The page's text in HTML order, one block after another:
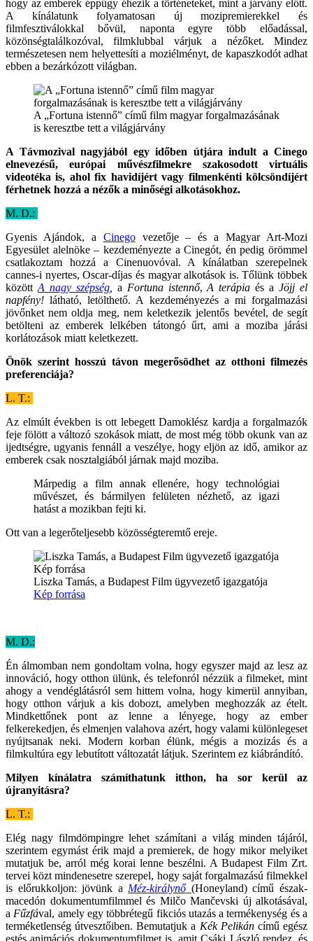
hogy az emberek éppúgy éhezik a történeteket, mint a járvány előtt.
A kínálatunk folyamatosan új mozipremierekkel és
filmfesztiválokkal bővül, naponta egyre több előadással,
közönségtalálkozóval, filmklubbal várjuk a nézőket. Mindez
természetesen nem helyettesíti a moziélményt, de kapaszkodót adhat
ebben a bezárkózott világban.
A „Fortuna istennő” című film magyar forgalmazásának
is keresztbe tett a világjárvány
A Távmozival nagyjából egy időben útjára indult a Cinego
elnevezésű, európai művészfilmekre szakosodott virtuális
videotéka is, aholfix havidíjért vagy filmenkénti kölcsöndíjért
férhetnek hozzá a nézők a minőségi alkotásokhoz.
M. D.:
Gyenis Ajándok, a Cinegovezetője – és a Magyar Art-Mozi
Egyesület alelnöke – kezdeményezte a Cinegót, én pedig örömmel
csatlakoztam hozzá a Cinenuovóval. A kínálatban szerepelnek
cannes-i nyertes, Oscar-díjas és magyar alkotások is. Tőlünk többek
között A nagy szépség, a Fortuna istennő,A terápia és aJöjj el
napfény! látható, letölthető. A kezdeményezés a mi forgalmazási
jövőnket nem oldja meg, nem keletkezik jelentős bevétel, de segít
betölteni az emberek lelkében tátongó űrt, ami a moziba járási
korlátozások miatt keletkezett.
Önök szerint hosszú távon megerősödhet az otthoni filmezés
preferenciája?
L. T.:
Az elmúlt években is ott lebegett Damoklész kardja a forgalmazók
feje fölött a változó szokások miatt, de most még több okunk van az
ijedtségre, ugyanis fennáll a veszélye, hogy eljön az idő, amikor az
emberek csak nosztalgiából járnak majd moziba.
Márpedig a film annak ellenére, hogy technológiai
művészet, és bármilyen felületen nézhető, az igazi
hatást a mozikban fejti ki.
Ott van a legerőteljesebb közösségteremtő ereje.
Liszka Tamás, a Budapest Film ügyvezető igazgatója
Kép forrása
M. D.:
Én álmomban nem gondoltam volna, hogy egyszer majd az lesz az
innováció, hogy otthon ülünk, és telefonról nézzük a filmeket, mint
ahogy a vendéglátásról sem hittem volna, hogy kimerül annyiban,
hogy otthon várjuk a kis dobozt, amelyben meghozzák az ételt.
Mindkettőnek pont az lenne a lényege, hogy az ember
felkerekedjen, és elmenjen valahova azért, hogy valami különlegeset
nyújtsanak neki. Modern korban élünk, mégis a mozizás és a
filmkultúra egy lebutított változatát látjuk. Szerintem ez kiábrándító.
Milyen kínálatra számíthatunk itthon, ha sor kerül az
újranyitásra?
L. T.:
Elég nagy filmdömpingre lehet számítani a világ minden tájáról,
szerintem egymást érik majd a premierek, de hogy mikor melyiket
mutatjuk be, arról még korai lenne beszélni. A Budapest Film Zrt.
tervei közt mindenesetre szerepel, hogy saját forgalmazású filmekkel
is előrukkoljon: jövünk a Méz-királynő (Honeyland) című észak-
macedón dokumentumfilmmel és Milčo Mančevski új alkotásával,
a Fűzfával, amely egy többrétegű fikciós utazás a termékenység és a
terméketlenség útvesztőiben. Bemutatjuk a Kék Pelikáncímű egész
estés animációs dokumentumfilmet is, amit Csáki László rendez, és